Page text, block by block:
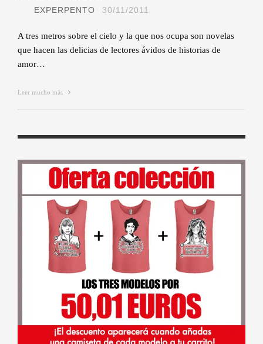
EXPERPENTO 30/11/2011
A tres metros sobre el cielo y la que nos ocupa son novelas
que hacen las delicias de lectores ávidos de historias de
amor…
Leer mucho más